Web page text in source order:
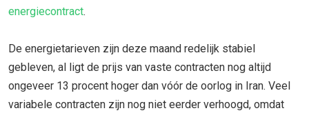
energiecontract.
De energietarieven zijn deze maand redelijk stabiel
gebleven, al ligt de prijs van vaste contracten nog altijd
ongeveer 13 procent hoger dan vóór de oorlog in Iran. Veel
variabele contracten zijn nog niet eerder verhoogd, omdat